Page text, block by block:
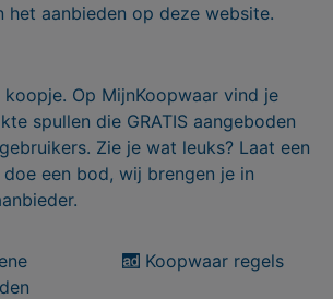
het aanbieden op deze website.
Op MijnKoopwaar vind je
spullen die GRATIS aangeboden
Zie je wat leuks? Laat een
een bod, wij brengen je in
Koopwaar regels